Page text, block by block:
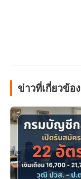
ข่าวที่เกี่ยวข้อง